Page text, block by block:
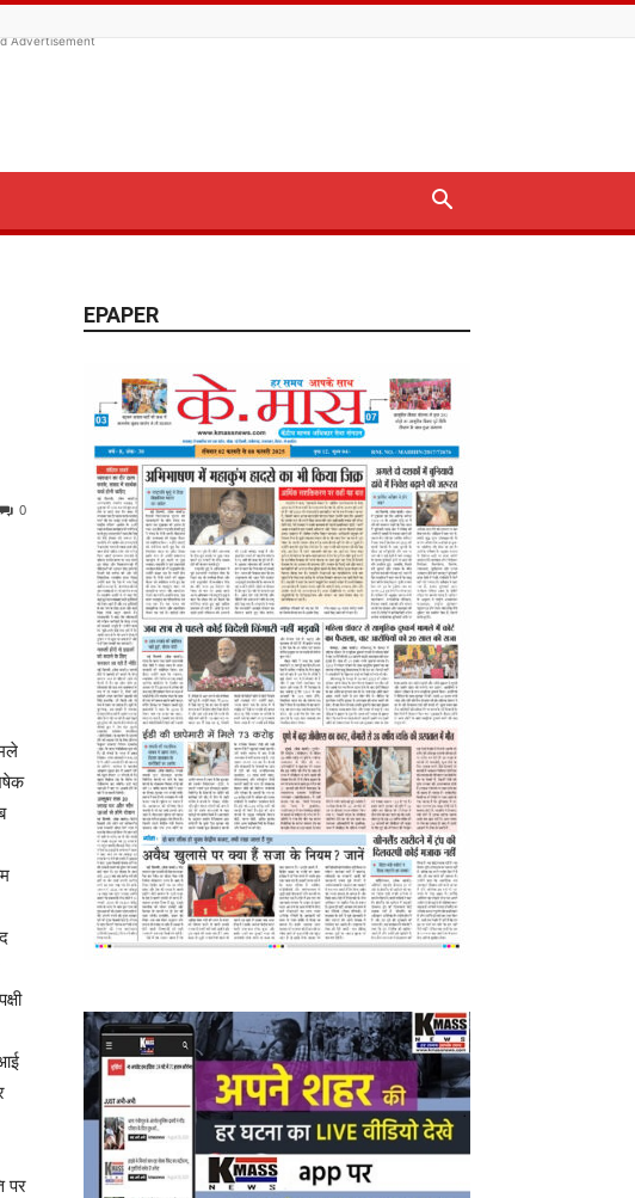
Advertisement
0
पर
EPAPER